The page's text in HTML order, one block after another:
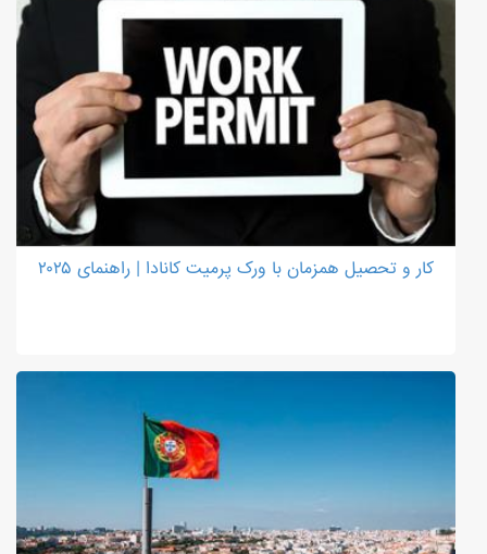
کار و تحصیل همزمان با ورک پرمیت کانادا | راهنمای ۲۰۲۵